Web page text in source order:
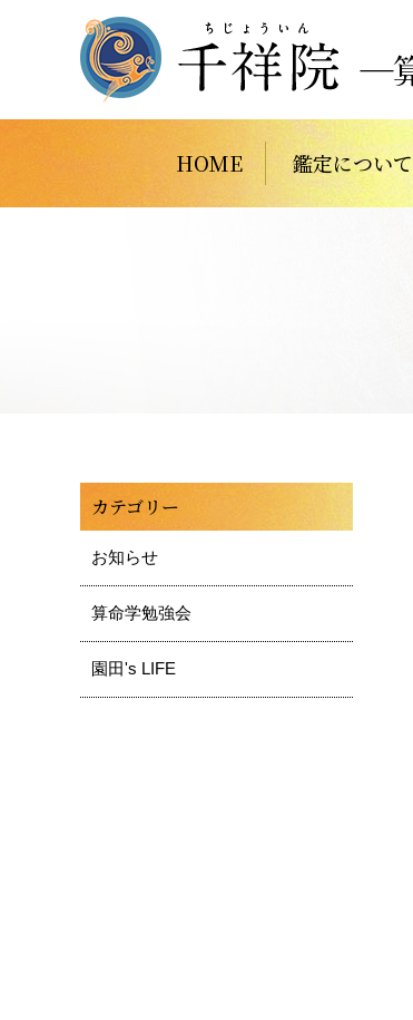
HOME 鑑定について
カテゴリー
お知らせ
算命学勉強会
園田's LIFE